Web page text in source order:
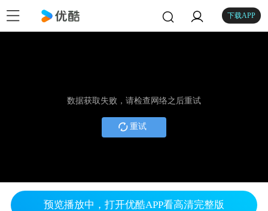
下载APP
数据获取失败，请检查网络之后重试
重试
预览播放中，打开优酷APP看高清完整版